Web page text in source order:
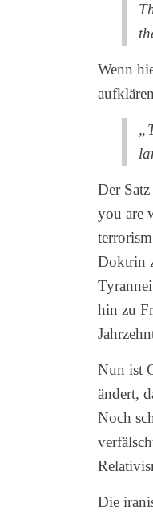
Wenn
Der
you are
Doktrin
hin zu
Nun ist
ändert,
Noch
Die